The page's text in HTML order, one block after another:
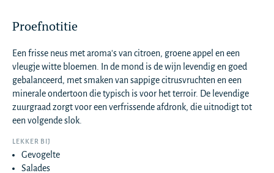
Proefnotitie
Een frisse neus met aroma's van citroen, groene appel en een
vleugje witte bloemen. In de mond is de wijn levendig en goed
gebalanceerd, met smaken van sappige citrusvruchten en een
minerale ondertoon die typisch is voor het terroir. De levendige
zuurgraad zorgt voor een verfrissende afdronk, die uitnodigt tot
een volgende slok.
LEKKER BIJ
Gevogelte
Salades